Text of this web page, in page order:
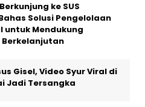
ke SUS
Bahas Solusi Pengelolaan
untuk Mendukung
Gisel, Video Syur Viral di
Jadi Tersangka